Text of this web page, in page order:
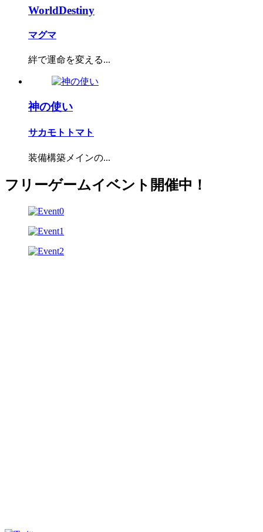
WorldDestiny
マグマ
絆で運命を変える...
神の使い
サカモトトマト
装備構築メインの...
フリーゲームイベント開催中！